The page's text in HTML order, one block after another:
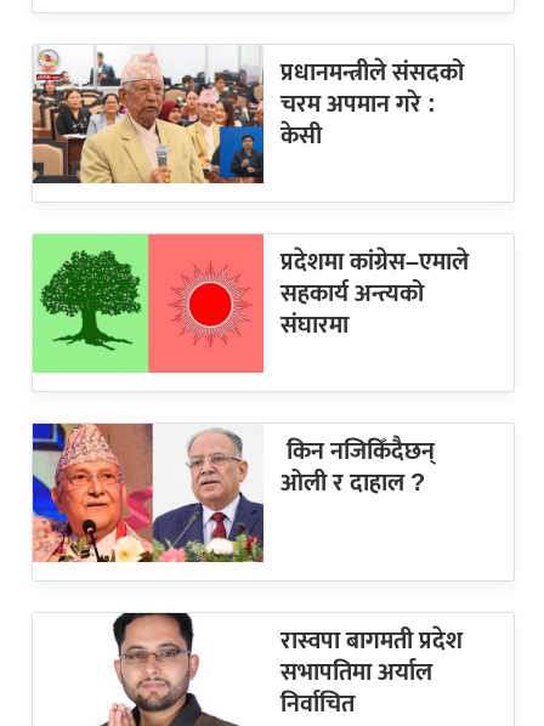
प्रधानमन्त्रीले संसदको
चरम अपमान गरे :
केसी
प्रदेशमा कांग्रेस–एमाले
सहकार्य अन्त्यको
संघारमा
किन नजिकिँदैछन्
ओली र दाहाल ?
रास्वपा बागमती प्रदेश
सभापतिमा अर्याल
निर्वाचित